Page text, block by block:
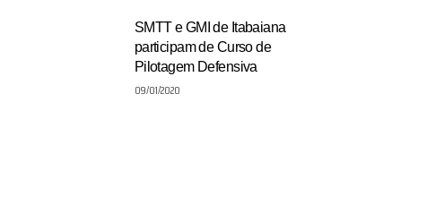
SMTT e GMI de Itabaiana
participam de Curso de
Pilotagem Defensiva
09/01/2020